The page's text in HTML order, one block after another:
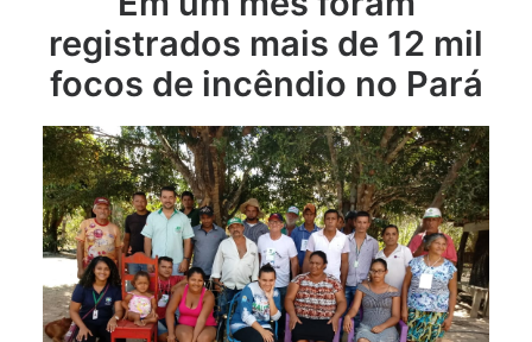
RESULTADOS ALCANÇADOS
registrados mais de 12 mil
focos de incêndio no Pará